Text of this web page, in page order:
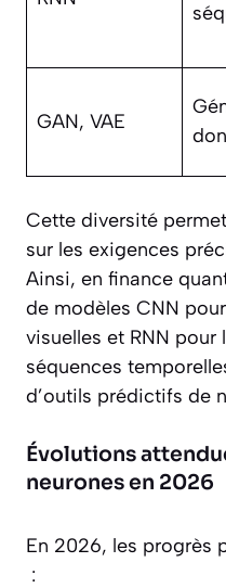
GAN, VAE
Cette diversité
sur les exigences
Ainsi, en finance
de modèles CNN
visuelles et RNN
séquences
d’outils prédictifs de
Évolutions
neurones en 2026
En 2026, les progrès
: